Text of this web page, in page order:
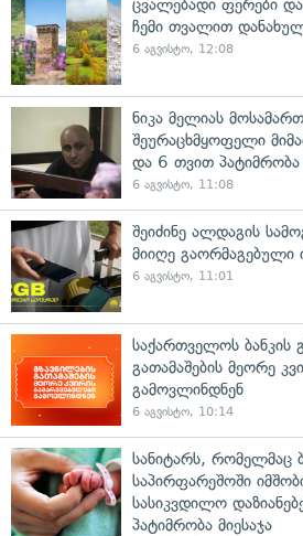
ცვალებადი ფერები
ჩემი თვალით
6 აგვისტო, 12:08
ნიკა მელიას
შეურაცხმყოფელი
და 6 თვით პატიმრობა
6 აგვისტო, 11:08
შეიძინე ალდაგის
მიიღე გაორმაგებული
6 აგვისტო, 11:01
საქართველოს ბანკის
გათამაშების მეორე
გამოვლინდნენ
6 აგვისტო, 10:14
სანიტარს, რომელმაც
საპირფარეშოში
სასიკვდილო
პატიმრობა მიესაჯა